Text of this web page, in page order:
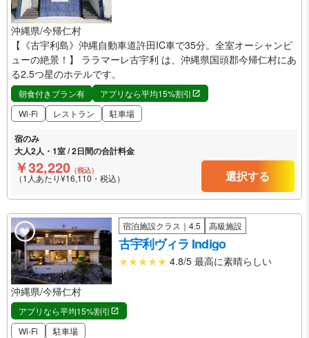
沖縄県/今帰仁村
【《古宇利島》沖縄自動車道許田IC車で35分。全室オーシャンビ
ューの絶景！】 ララマーレ古宇利 は、沖縄県国頭郡今帰仁村にあ
る2.5つ星のホテルです。
朝食付きプラン有
アプリなら平均15%割引
Wi-Fi
レストラン 駐車場
宿のみ
大人2人・1室 / 2日間の合計料金
￥32,220 （税込）
（1人あたり¥16,110・税込） 選択する
宿泊施設クラス｜4.5 高級施設
古宇利ヴィラ Indigo
4.8/5 最高に素晴らしい
沖縄県/今帰仁村
アプリなら平均15%割引
Wi-Fi
駐車場